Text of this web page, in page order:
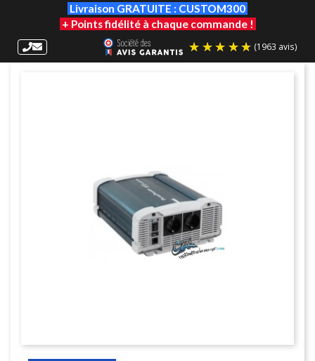
Livraison GRATUITE : CUSTOM300
+ Points fidélité à chaque commande !